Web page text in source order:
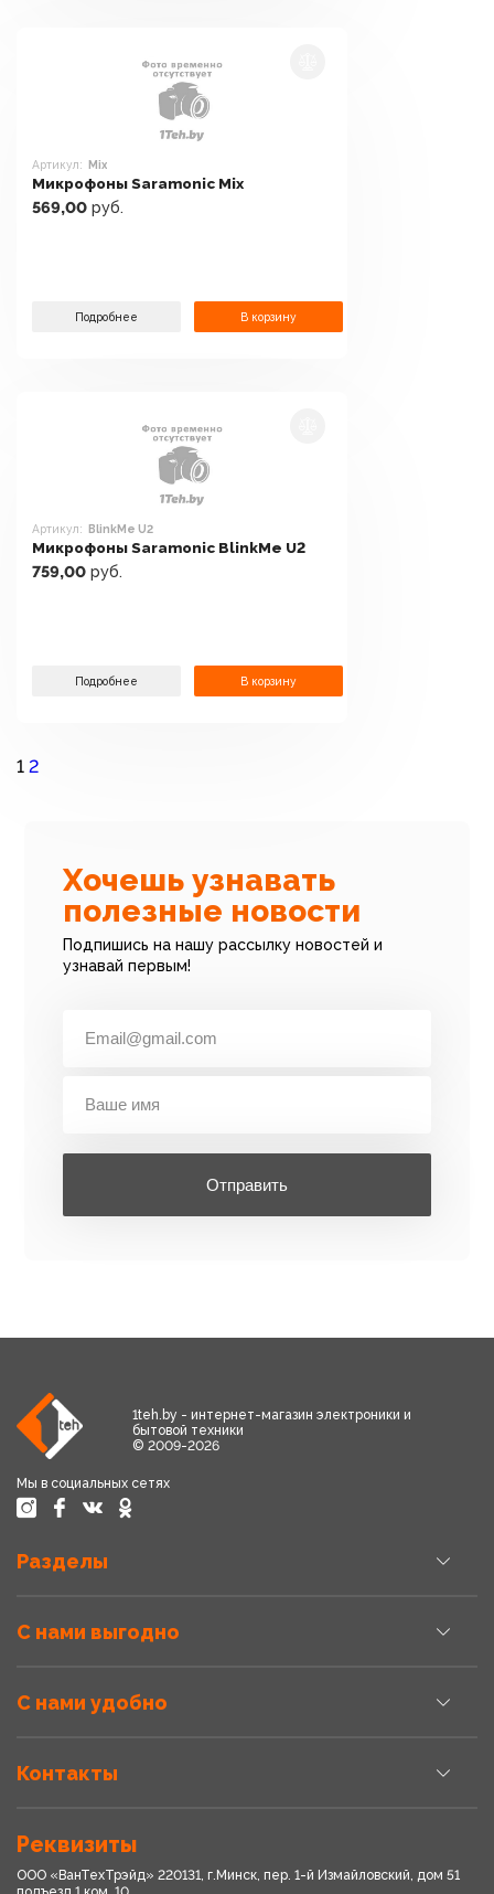
Артикул: Mix
Микрофоны Saramonic Mix
569,00 руб.
Подробнее В корзину
Артикул: BlinkMe U2
Микрофоны Saramonic BlinkMe U2
759,00 руб.
Подробнее В корзину
1 2
Хочешь узнавать
полезные новости
Подпишись на нашу рассылку новостей и
узнавай первым!
Отправить
1teh.by - интернет-магазин электроники и
бытовой техники
© 2009-2026
Мы в социальных сетях
Разделы
С нами выгодно
С нами удобно
Контакты
Реквизиты
ООО «ВанТехТрэйд» 220131, г.Минск, пер. 1-й Измайловский, дом 51